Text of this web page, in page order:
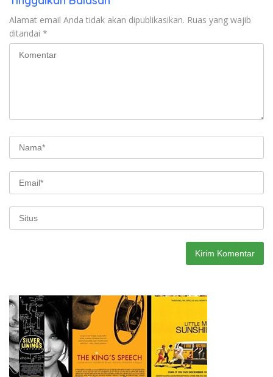
Alamat email Anda tidak akan dipublikasikan. Ruas yang wajib
ditandai *